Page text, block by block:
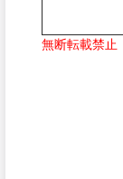
無断転載禁止